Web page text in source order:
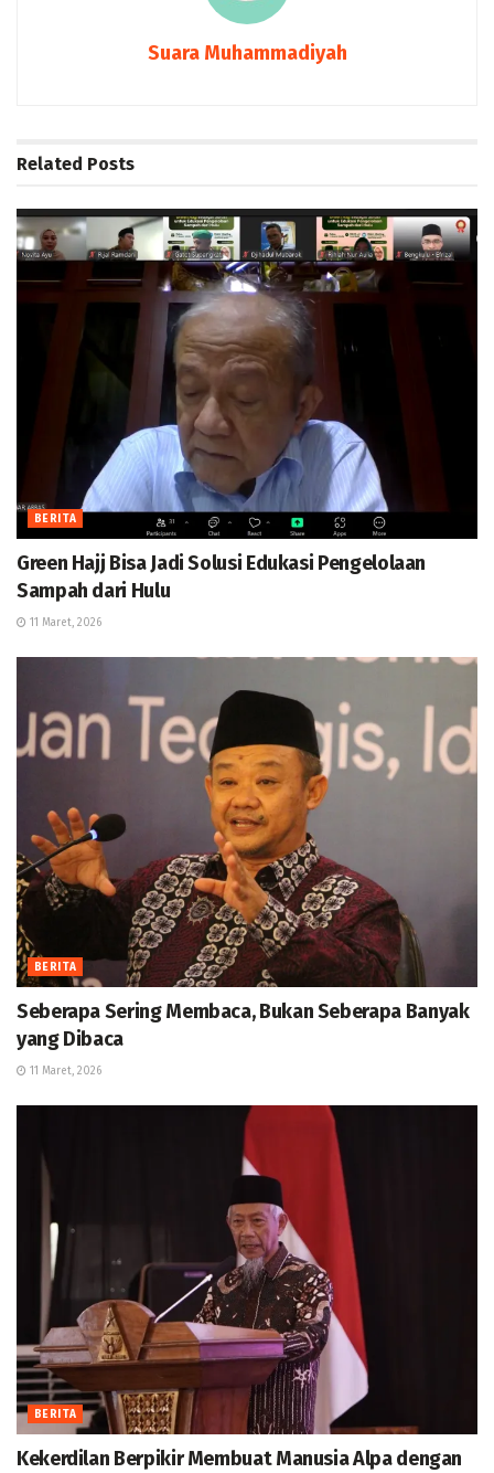
Suara Muhammadiyah
Related Posts
BERITA
Green Hajj Bisa Jadi Solusi Edukasi Pengelolaan
Sampah dari Hulu
11 Maret, 2026
BERITA
Seberapa Sering Membaca, Bukan Seberapa Banyak
yang Dibaca
11 Maret, 2026
BERITA
Kekerdilan Berpikir Membuat Manusia Alpa dengan